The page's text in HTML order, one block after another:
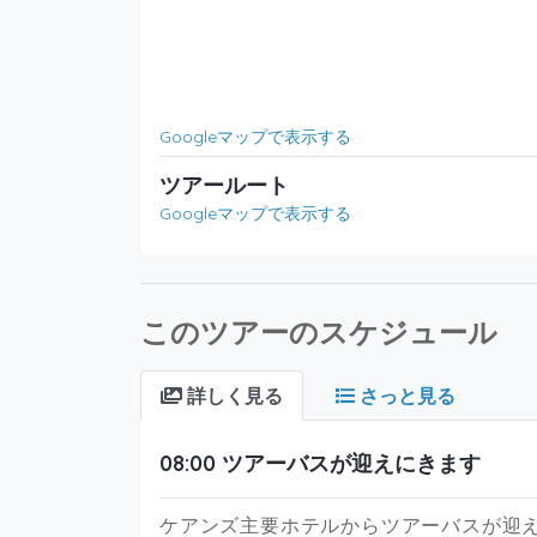
Googleマップで表示する
ツアールート
Googleマップで表示する
このツアーのスケジュール
詳しく見る さっと見る
08:00 ツアーバスが迎えにきます
ケアンズ主要ホテルからツアーバスが迎